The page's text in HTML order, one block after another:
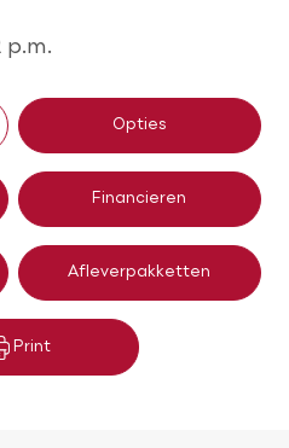
p.m.
Opties
Financieren
Afleverpakketten
Print